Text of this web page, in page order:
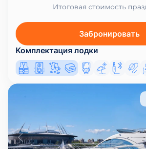
Итоговая стоимость
Забронировать
Комплектация лодки